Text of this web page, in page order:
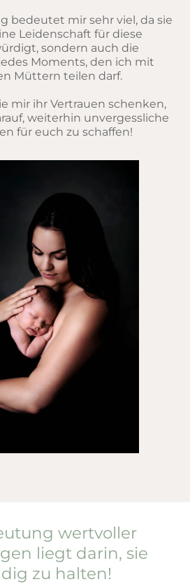
bedeutet mir sehr viel, da sie
Leidenschaft für diese
sondern auch die
Moments, den ich mit
Müttern teilen darf.
mir ihr Vertrauen schenken,
weiterhin unvergessliche
für euch zu schaffen!
wertvoller
liegt darin, sie
zu halten!